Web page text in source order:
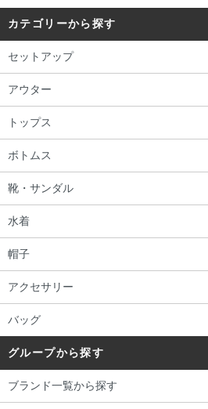
カテゴリーから探す
セットアップ
アウター
トップス
ボトムス
靴・サンダル
水着
帽子
アクセサリー
バッグ
グループから探す
ブランド一覧から探す